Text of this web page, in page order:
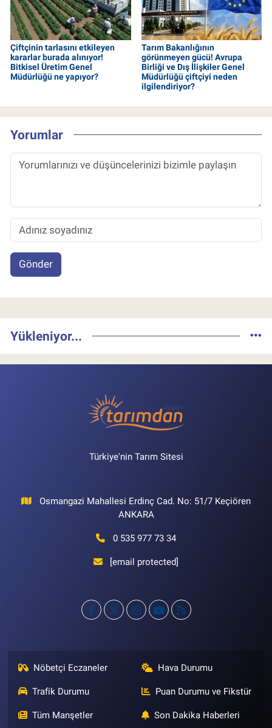
Çiftçinin tarlasını etkileyen
kararlar burada alınıyor!
Bitkisel Üretim Genel
Müdürlüğü ne yapıyor?
Tarım Bakanlığının
görünmeyen gücü! Avrupa
Birliği ve Dış İlişkiler Genel
Müdürlüğü çiftçiyi neden
ilgilendiriyor?
Yorumlar
Gönder
Yükleniyor...
Türkiye'nin Tarım Sitesi
Osmangazi Mahallesi Erdinç Cad. No: 51/7 Keçiören
ANKARA
0 535 977 73 34
[email protected]
Nöbetçi Eczaneler Hava Durumu
Trafik Durumu Puan Durumu ve Fikstür
Tüm Manşetler Son Dakika Haberleri